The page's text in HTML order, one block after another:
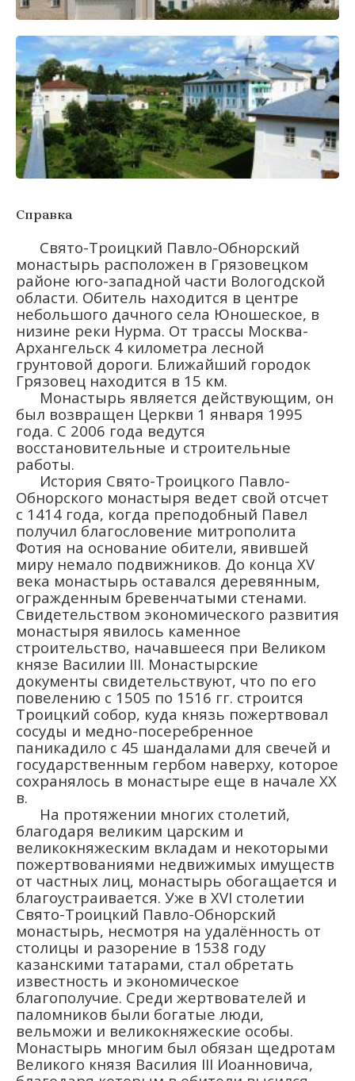
Справка
Свято-Троицкий Павло-Обнорский
монастырь расположен в Грязовецком
районе юго-западной части Вологодской
области. Обитель находится в центре
небольшого дачного села Юношеское, в
низине реки Нурма. От трассы Москва-
Архангельск 4 километра лесной
грунтовой дороги. Ближайший городок
Грязовец находится в 15 км.
Монастырь является действующим, он
был возвращен Церкви 1 января 1995
года. С 2006 года ведутся
восстановительные и строительные
работы.
История Свято-Троицкого Павло-
Обнорского монастыря ведет свой отсчет
с 1414 года, когда преподобный Павел
получил благословение митрополита
Фотия на основание обители, явившей
миру немало подвижников. До конца XV
века монастырь оставался деревянным,
огражденным бревенчатыми стенами.
Свидетельством экономического развития
монастыря явилось каменное
строительство, начавшееся при Великом
князе Василии III. Монастырские
документы свидетельствуют, что по его
повелению с 1505 по 1516 гг. строится
Троицкий собор, куда князь пожертвовал
сосуды и медно-посеребренное
паникадило с 45 шандалами для свечей и
государственным гербом наверху, которое
сохранялось в монастыре еще в начале XX
в.
На протяжении многих столетий,
благодаря великим царским и
великокняжеским вкладам и некоторыми
пожертвованиями недвижимых имуществ
от частных лиц, монастырь обогащается и
благоустраивается. Уже в XVI столетии
Свято-Троицкий Павло-Обнорский
монастырь, несмотря на удалённость от
столицы и разорение в 1538 году
казанскими татарами, стал обретать
известность и экономическое
благополучие. Среди жертвователей и
паломников были богатые люди,
вельможи и великокняжеские особы.
Монастырь многим был обязан щедротам
Великого князя Василия III Иоанновича,